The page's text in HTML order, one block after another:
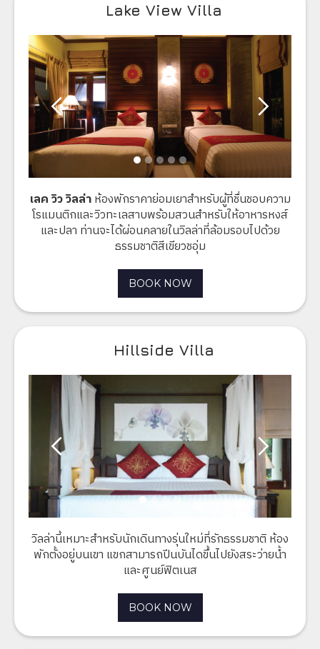
Lake View Villa
เลค วิว วิลล่า​ห้องพักราคาย่อมเยาสำหรับผู้ที่ชื่นชอบความ
โรแมนติกและวิวทะเลสาบพร้อมสวนสำหรับให้อาหารหงส์
และปลา ท่านจะได้ผ่อนคลายในวิลล่าที่ล้อมรอบไปด้วย
ธรรมชาติสีเขียวชอุ่ม
BOOK NOW
Hillside Villa
วิลล่านี้เหมาะสำหรับนักเดินทางรุ่นใหม่ที่รักธรรมชาติ ห้อง
พักตั้งอยู่บนเขา แขกสามารถปีนบันไดขึ้นไปยังสระว่ายน้ำ
และศูนย์ฟิตเนส
BOOK NOW